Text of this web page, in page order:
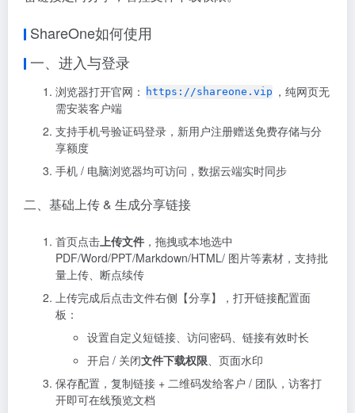
ShareOne如何使用
一、进入与登录
浏览器打开官网： https://shareone.vip ，纯网页无
需安装客户端
支持手机号验证码登录，新用户注册赠送免费存储与分
享额度
手机 / 电脑浏览器均可访问，数据云端实时同步
二、基础上传 & 生成分享链接
首页点击 上传文件 ，拖拽或本地选中
PDF/Word/PPT/Markdown/HTML/ 图片等素材，支持批
量上传、断点续传
上传完成后点击文件右侧【分享】，打开链接配置面
板：
设置自定义短链接、访问密码、链接有效时长
开启 / 关闭文件下载权限 、页面水印
保存配置，复制链接 + 二维码发给客户 / 团队，访客打
开即可在线预览文档